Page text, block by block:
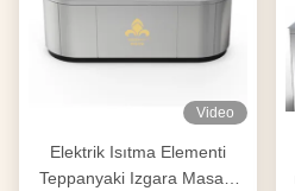
Video
Elektrik Isıtma Elementi
Teppanyaki Izgara Masası